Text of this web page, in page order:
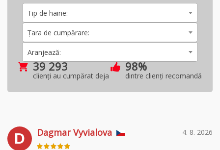
Tip de haine:
Țara de cumpărare:
Aranjează:
39 293
clienți au cumpărat deja
98%
dintre clienți recomandă
D 4. 8. 2026
Dagmar Vyvialova